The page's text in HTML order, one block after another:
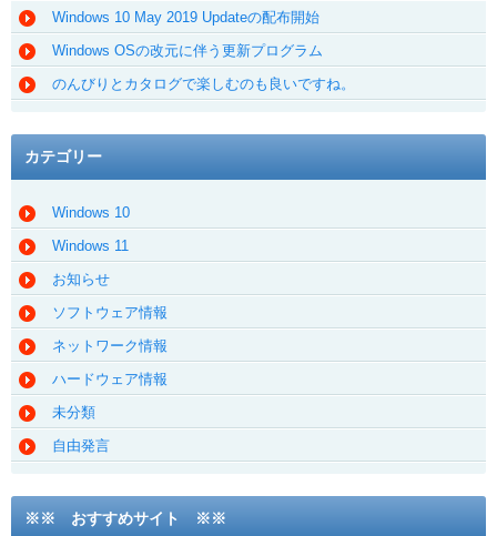
Windows 10 May 2019 Updateの配布開始
Windows OSの改元に伴う更新プログラム
のんびりとカタログで楽しむのも良いですね。
カテゴリー
Windows 10
Windows 11
お知らせ
ソフトウェア情報
ネットワーク情報
ハードウェア情報
未分類
自由発言
※※ おすすめサイト ※※